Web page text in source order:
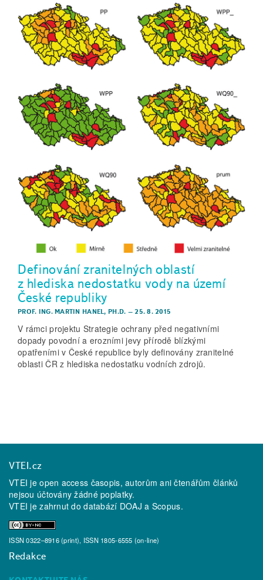
Definování zranitelných oblastí
z hlediska nedostatku vody na území
České republiky
PROF. ING. MARTIN HANEL, PH.D. –25. 8. 2015
V rámci projektu Strategie ochrany před negativními
dopady povodní a erozními jevy přírodě blízkými
opatřeními v České republice byly definovány zranitelné
oblasti ČR z hlediska nedostatku vodních zdrojů.
VTEI.cz
VTEI je open access časopis, autorům ani čtenářům článků
nejsou účtovány žádné poplatky.
VTEI je zahrnut do databází DOAJ a Scopus.
ISSN 0322–8916 (print), ISSN 1805-6555 (on-line)
Redakce